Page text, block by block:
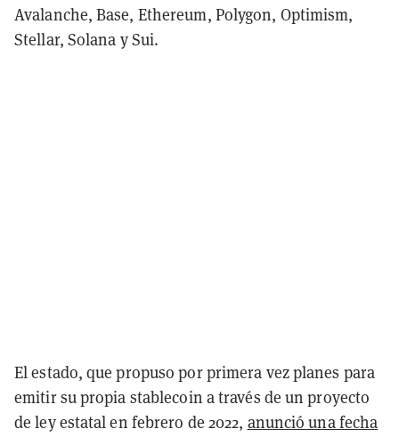
Avalanche, Base, Ethereum, Polygon, Optimism,
Stellar, Solana y Sui.
El estado, que propuso por primera vez planes para
emitir su propia stablecoin a través de un proyecto
de ley estatal en febrero de 2022, anunció una fecha